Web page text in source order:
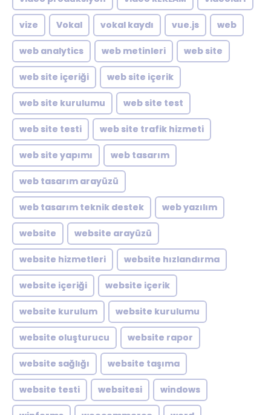
vize Vokal vokal kaydı vue.js web
web analytics web metinleri web site
web site içeriği web site içerik
web site kurulumu web site test
web site testi web site trafik hizmeti
web site yapımı web tasarım
web tasarım arayüzü
web tasarım teknik destek web yazılım
website website arayüzü
website hizmetleri website hızlandırma
website içeriği website içerik
website kurulum website kurulumu
website oluşturucu website rapor
website sağlığı website taşıma
website testi websitesi windows